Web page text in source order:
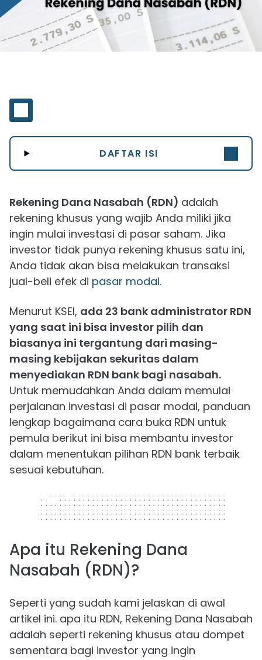
DAFTAR ISI
Rekening Dana Nasabah (RDN) adalah
rekening khusus yang wajib Anda miliki jika
ingin mulai investasi di pasar saham. Jika
investor tidak punya rekening khusus satu ini,
Anda tidak akan bisa melakukan transaksi
jual-beli efek di pasar modal.
Menurut KSEI, ada 23 bank administrator RDN
yang saat ini bisa investor pilih dan
biasanya ini tergantung dari masing-
masing kebijakan sekuritas dalam
menyediakan RDN bank bagi nasabah.
Untuk memudahkan Anda dalam memulai
perjalanan investasi di pasar modal, panduan
lengkap bagaimana cara buka RDN untuk
pemula berikut ini bisa membantu investor
dalam menentukan pilihan RDN bank terbaik
sesuai kebutuhan.
320 x 50
Apa itu Rekening Dana
Nasabah (RDN)?
Seperti yang sudah kami jelaskan di awal
artikel ini. apa itu RDN, Rekening Dana Nasabah
adalah seperti rekening khusus atau dompet
sementara bagi investor yang ingin